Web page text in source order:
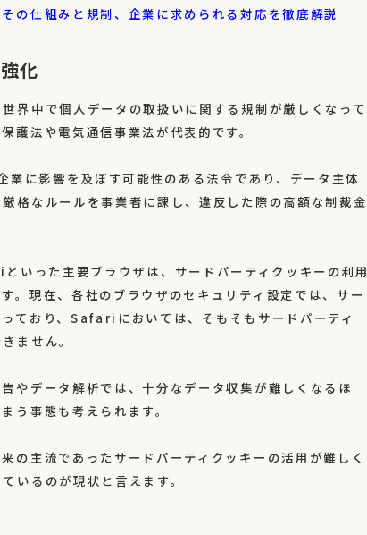
の仕組みと規制、企業に求められる対応を徹底解説
化
界中で個人データの取扱いに関する規制が厳しくなって
護法や電気通信事業法が代表的です。
に影響を及ぼす可能性のある法令であり、データ主体
格なルールを事業者に課し、違反した際の高額な制裁金
った主要ブラウザは、サードパーティクッキーの利用
。現在、各社のブラウザのセキュリティ設定では、サー
ており、Safariにおいては、そもそもサードパーティ
ません。
やデータ解析では、十分なデータ収集が難しくなるほ
う事態も考えられます。
の主流であったサードパーティクッキーの活用が難しく
いるのが現状と言えます。